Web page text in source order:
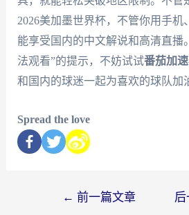
2026美加墨世界杯，不管你用手机
能享受国内的中文解说和高清直播
法观看”的提示，不妨试试番茄加
和国内的球迷一起为喜欢的球队加
Spread the love
← 前一篇文章